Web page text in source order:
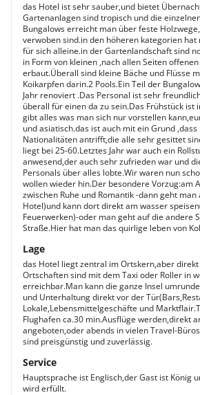
das Hotel ist sehr sauber,und bietet
Gartenanlagen sind tropisch und die
Bungalows erreicht man über feste
verwoben sind.in den höheren kategorien hat
für sich alleine.in der Gartenlandschaft sind
in Form von kleinen ,nach allen Seiten
erbaut.Überall sind kleine Bäche und Flüsse
Koikarpfen darin.2 Pools.Ein Teil der
Jahr renoviert .Das Personal ist sehr
überall für einen da zu sein.Das Frühstück ist
gibt alles was man sich nur vorstellen
und asiatisch.das ist auch mit ein Grund
Nationalitäten antrifft,die alle sehr gesittet
liegt bei 25-60.Letztes Jahr war auch ein
anwesend,der auch sehr zufrieden war und
Personals über alles lobte.Wir waren nun
wollen wieder hin.Der besondere Vorzug:am
zwischen Ruhe und Romantik -dann geht
Hotel)und kann dort direkt am wasser
Feuerwerken)-oder man geht auf die andere
Straße.Hier hat man das quirlige leben von
Lage
das Hotel liegt zentral im Ortskern,aber
Ortschaften sind mit dem Taxi oder Roller in
erreichbar.Man kann die ganze Insel
und Unterhaltung direkt vor der
Lokale,Lebensmittelgeschäfte und
Flughafen ca.30 min.Ausflüge werden,direkt
angeboten,oder abends in vielen Travel-
sind preisgünstig und zuverlässig.
Service
Hauptsprache ist Englisch,der Gast ist König
wird erfüllt.